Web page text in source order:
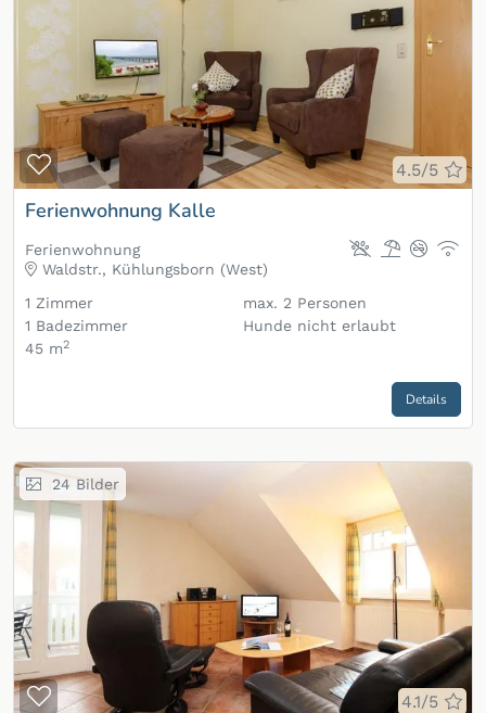
4.5/5
Zur Merkliste hinzufügen
Ferienwohnung Kalle
Ferienwohnung
Waldstr., Kühlungsborn (West)
1 Zimmer
1 Badezimmer
45 m2
max. 2 Personen
Hunde nicht erlaubt
Details
4.1/5
24 Bilder
Zur Merkliste hinzufügen